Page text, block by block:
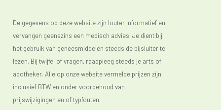
De gegevens op deze website zijn louter informatief en
vervangen geenszins een medisch advies. Je dient bij
het gebruik van geneesmiddelen steeds de bijsluiter te
lezen. Bij twijfel of vragen, raadpleeg steeds je arts of
apotheker. Alle op onze website vermelde prijzen zijn
inclusief BTW en onder voorbehoud van
prijswijzigingen en of typfouten.